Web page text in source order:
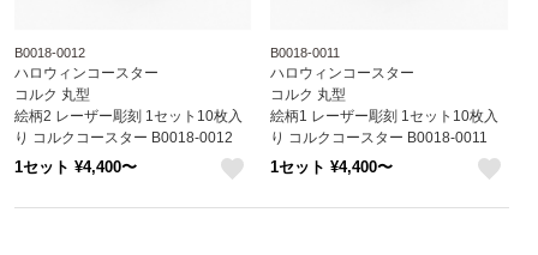
B0018-0012
ハロウィンコースター
コルク 丸型
絵柄2 レーザー彫刻 1セット10枚入
り コルクコースター B0018-0012
1セット ¥4,400〜
B0018-0011
ハロウィンコースター
コルク 丸型
絵柄1 レーザー彫刻 1セット10枚入
り コルクコースター B0018-0011
1セット ¥4,400〜